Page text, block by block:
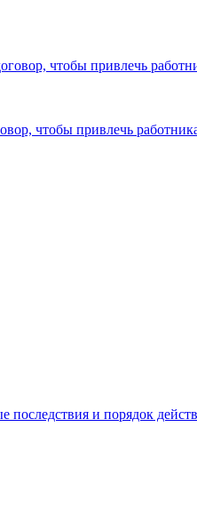
чтобы привлечь
последствия и порядок